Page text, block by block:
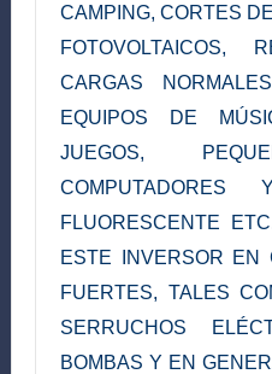
CAMPING, CORTES
FOTOVOLTAICOS,
CARGAS
EQUIPOS DE
JUEGOS,
FLUORESCENTE
ESTE INVERSOR EN
FUERTES, TALES
SERRUCHOS
BOMBAS Y EN